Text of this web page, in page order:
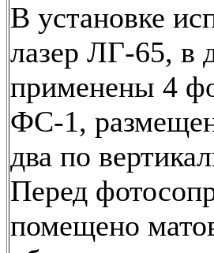
В установке
лазер ЛГ-65, в
применены 4
ФС-1,
два по
Перед
помещено